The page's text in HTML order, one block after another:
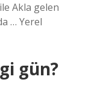
Akla gelen
… Yerel
gün?